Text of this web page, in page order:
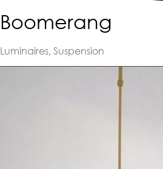
Boomerang
Luminaires, Suspension